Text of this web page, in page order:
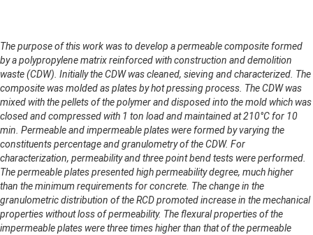
The purpose of this work was to develop a permeable composite formed
by a polypropylene matrix reinforced with construction and demolition
waste (CDW). Initially the CDW was cleaned, sieving and characterized. The
composite was molded as plates by hot pressing process. The CDW was
mixed with the pellets of the polymer and disposed into the mold which was
closed and compressed with 1 ton load and maintained at 210°C for 10
min. Permeable and impermeable plates were formed by varying the
constituents percentage and granulometry of the CDW. For
characterization, permeability and three point bend tests were performed.
The permeable plates presented high permeability degree, much higher
than the minimum requirements for concrete. The change in the
granulometric distribution of the RCD promoted increase in the mechanical
properties without loss of permeability. The flexural properties of the
impermeable plates were three times higher than that of the permeable